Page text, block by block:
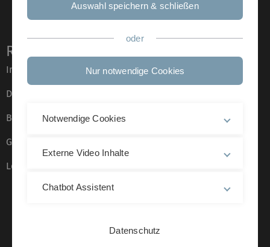
Rechtliche Hinweise
Impressum
Datenschutz
Barrierefreiheit
Gebärdensprache
Leichte Sprache
Auswahl speichern & schließen
oder
Nur notwendige Cookies
Notwendige Cookies
Externe Video Inhalte
Chatbot Assistent
Datenschutz